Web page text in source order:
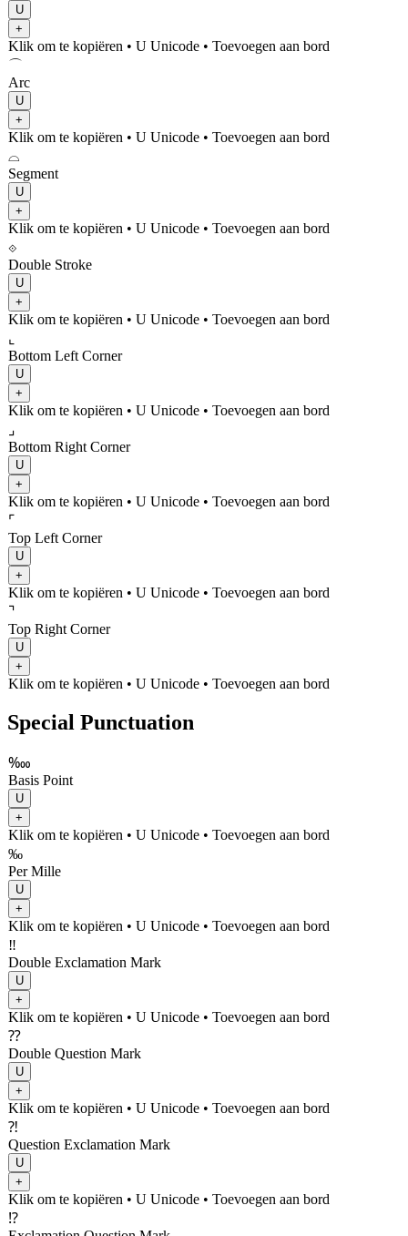
U
+
Klik om te kopiëren • U Unicode • Toevoegen aan bord
⌒
Arc
U
+
Klik om te kopiëren • U Unicode • Toevoegen aan bord
⌓
Segment
U
+
Klik om te kopiëren • U Unicode • Toevoegen aan bord
⟐
Double Stroke
U
+
Klik om te kopiëren • U Unicode • Toevoegen aan bord
⌞
Bottom Left Corner
U
+
Klik om te kopiëren • U Unicode • Toevoegen aan bord
⌟
Bottom Right Corner
U
+
Klik om te kopiëren • U Unicode • Toevoegen aan bord
⌜
Top Left Corner
U
+
Klik om te kopiëren • U Unicode • Toevoegen aan bord
⌝
Top Right Corner
U
+
Klik om te kopiëren • U Unicode • Toevoegen aan bord
Special Punctuation
‱
Basis Point
U
+
Klik om te kopiëren • U Unicode • Toevoegen aan bord
‰
Per Mille
U
+
Klik om te kopiëren • U Unicode • Toevoegen aan bord
‼
Double Exclamation Mark
U
+
Klik om te kopiëren • U Unicode • Toevoegen aan bord
⁇
Double Question Mark
U
+
Klik om te kopiëren • U Unicode • Toevoegen aan bord
⁈
Question Exclamation Mark
U
+
Klik om te kopiëren • U Unicode • Toevoegen aan bord
⁉